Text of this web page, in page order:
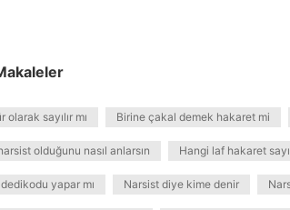
olarak sayılır mı Birine çakal demek hakaret mi
olduğunu nasıl anlarsın Hangi laf hakaret
yapar mı Narsist diye kime denir